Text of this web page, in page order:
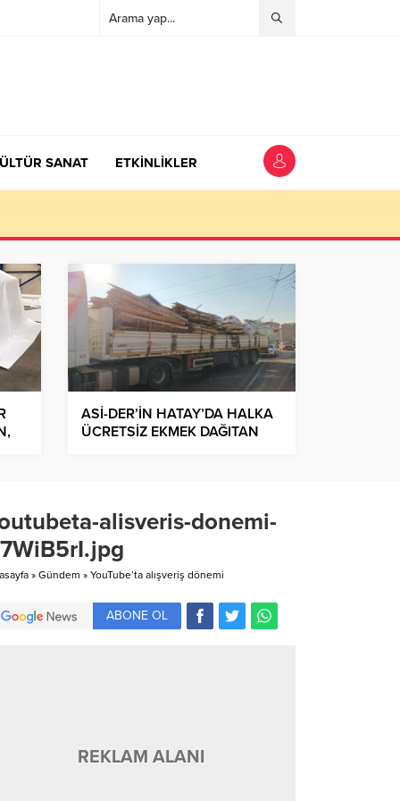
SANAT ETKİNLİKLER
ASİ-DER’İN HATAY’DA HALKA
ÜCRETSİZ EKMEK DAĞITAN
alisveris-donemi-
» Gündem » YouTube’ta alışveriş dönemi
ABONE OL
REKLAM ALANI